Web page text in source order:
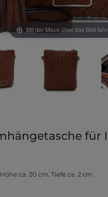
Mit der Maus über das Bild
für
ca. 20 cm, Tiefe ca. 2 cm